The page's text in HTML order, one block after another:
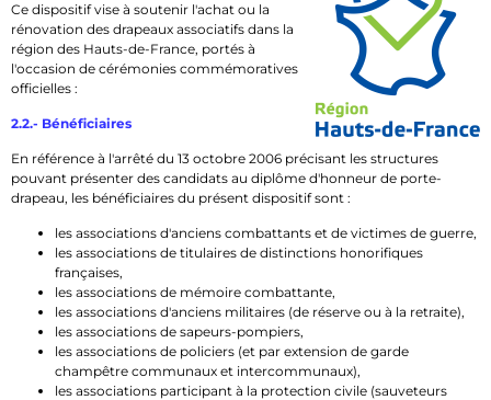
Ce dispositif vise à soutenir l'achat ou la
rénovation des drapeaux associatifs dans la
région des Hauts-de-France, portés à
l'occasion de cérémonies commémoratives
officielles :
2.2.- Bénéficiaires
En référence à l'arrêté du 13 octobre 2006 précisant les structures
pouvant présenter des candidats au diplôme d'honneur de porte-
drapeau, les bénéficiaires du présent dispositif sont :
les associations d'anciens combattants et de victimes de guerre,
les associations de titulaires de distinctions honorifiques
françaises,
les associations de mémoire combattante,
les associations d'anciens militaires (de réserve ou à la retraite),
les associations de sapeurs-pompiers,
les associations de policiers (et par extension de garde
champêtre communaux et intercommunaux),
les associations participant à la protection civile (sauveteurs